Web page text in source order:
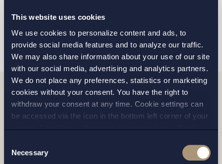
This website uses cookies
We use cookies to personalize content and ads, to
provide social media features and to analyze our traffic.
We may also share information about your use of our site
with our social media, advertising and analytics partners.
We do not place any preferences, statistics or marketing
cookies without your consent. You have the right to
withdraw your consent at any time. Cookie settings can
be accessed via the icon in the bottom left corner of your
screen. Should you choose to not consent we will only
andprivacy policy
for more details on cookies and our
Selection
Necessary
SKICKA
Relaterade nyheter